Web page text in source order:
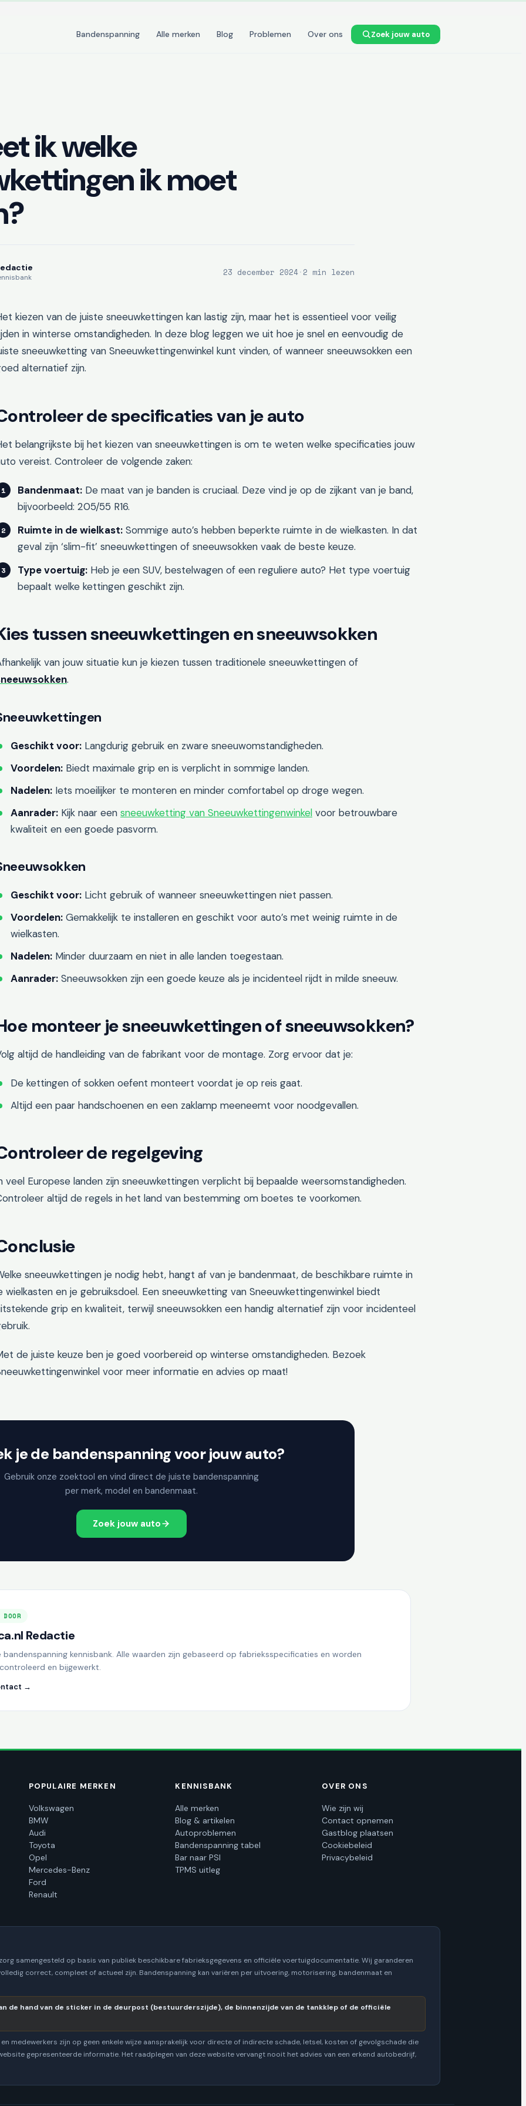
Bandenspanning Alle merken Blog Problemen Over ons Zoek jouw auto
ik welke
ik moet
23 december 2024· 2 min lezen
kiezen van de juiste sneeuwkettingen kan lastig zijn, maar het is essentieel voor veilig
in winterse omstandigheden. In deze blog leggen we uit hoe je snel en eenvoudig de
sneeuwketting van Sneeuwkettingenwinkel kunt vinden, of wanneer sneeuwsokken een
alternatief zijn.
de specificaties van je auto
belangrijkste bij het kiezen van sneeuwkettingen is om te weten welke specificaties jouw
vereist. Controleer de volgende zaken:
Bandenmaat: De maat van je banden is cruciaal. Deze vind je op de zijkant van je band,
bijvoorbeeld: 205/55 R16.
Ruimte in de wielkast: Sommige auto’s hebben beperkte ruimte in de wielkasten. In dat
geval zijn ‘slim-fit’ sneeuwkettingen of sneeuwsokken vaak de beste keuze.
Type voertuig: Heb je een SUV, bestelwagen of een reguliere auto? Het type voertuig
bepaalt welke kettingen geschikt zijn.
tussen sneeuwkettingen en sneeuwsokken
van jouw situatie kun je kiezen tussen traditionele sneeuwkettingen of
.
Geschikt voor: Langdurig gebruik en zware sneeuwomstandigheden.
Voordelen: Biedt maximale grip en is verplicht in sommige landen.
Nadelen: Iets moeilijker te monteren en minder comfortabel op droge wegen.
Aanrader: Kijk naar een sneeuwketting van Sneeuwkettingenwinkel voor betrouwbare
kwaliteit en een goede pasvorm.
Geschikt voor: Licht gebruik of wanneer sneeuwkettingen niet passen.
Voordelen: Gemakkelijk te installeren en geschikt voor auto’s met weinig ruimte in de
wielkasten.
Nadelen: Minder duurzaam en niet in alle landen toegestaan.
Aanrader: Sneeuwsokken zijn een goede keuze als je incidenteel rijdt in milde sneeuw.
monteer je sneeuwkettingen of sneeuwsokken?
altijd de handleiding van de fabrikant voor de montage. Zorg ervoor dat je:
De kettingen of sokken oefent monteert voordat je op reis gaat.
Altijd een paar handschoenen en een zaklamp meeneemt voor noodgevallen.
de regelgeving
veel Europese landen zijn sneeuwkettingen verplicht bij bepaalde weersomstandigheden.
altijd de regels in het land van bestemming om boetes te voorkomen.
sneeuwkettingen je nodig hebt, hangt af van je bandenmaat, de beschikbare ruimte in
wielkasten en je gebruiksdoel. Een sneeuwketting van Sneeuwkettingenwinkel biedt
grip en kwaliteit, terwijl sneeuwsokken een handig alternatief zijn voor incidenteel
de juiste keuze ben je goed voorbereid op winterse omstandigheden. Bezoek
voor meer informatie en advies op maat!
je de bandenspanning voor jouw auto?
Gebruik onze zoektool en vind direct de juiste bandenspanning
per merk, model en bandenmaat.
Zoek jouw auto
Redactie
bandenspanning kennisbank. Alle waarden zijn gebaseerd op fabrieksspecificaties en worden
en bijgewerkt.
→
POPULAIRE MERKEN
Volkswagen
BMW
Audi
Toyota
Opel
Mercedes-Benz
Ford
Renault
KENNISBANK
Alle merken
Blog & artikelen
Autoproblemen
Bandenspanning tabel
Bar naar PSI
TPMS uitleg
OVER ONS
Wie zijn wij
Contact opnemen
Gastblog plaatsen
Cookiebeleid
Privacybeleid
samengesteld op basis van publiek beschikbare fabrieksgegevens en officiële voertuigdocumentatie. Wij garanderen
correct, compleet of actueel zijn. Bandenspanning kan variëren per uitvoering, motorisering, bandenmaat en
de hand van de sticker in de deurpost (bestuurderszijde), de binnenzijde van de tankklep of de officiële
medewerkers zijn op geen enkele wijze aansprakelijk voor directe of indirecte schade, letsel, kosten of gevolgschade die
gepresenteerde informatie. Het raadplegen van deze website vervangt nooit het advies van een erkend autobedrijf,